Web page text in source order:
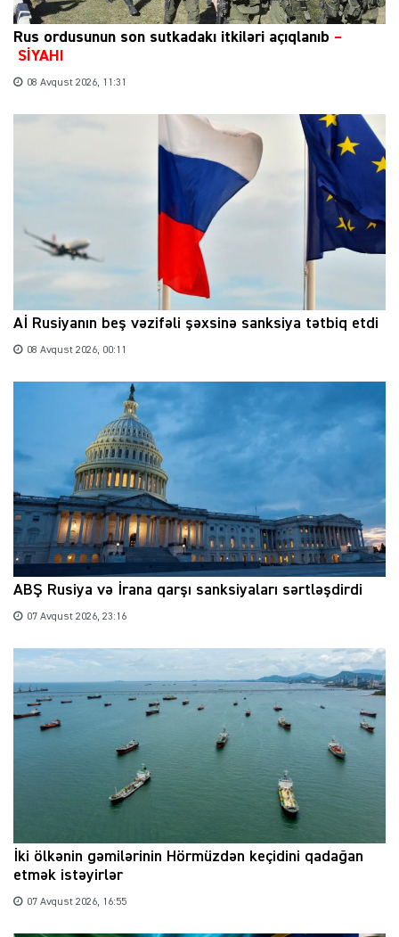
Rus ordusunun son sutkadakı itkiləri açıqlanıb –
SİYAHI
08 Avqust 2026, 11:31
Aİ Rusiyanın beş vəzifəli şəxsinə sanksiya tətbiq etdi
08 Avqust 2026, 00:11
ABŞ Rusiya və İrana qarşı sanksiyaları sərtləşdirdi
07 Avqust 2026, 23:16
İki ölkənin gəmilərinin Hörmüzdən keçidini qadağan
etmək istəyirlər
07 Avqust 2026, 16:55